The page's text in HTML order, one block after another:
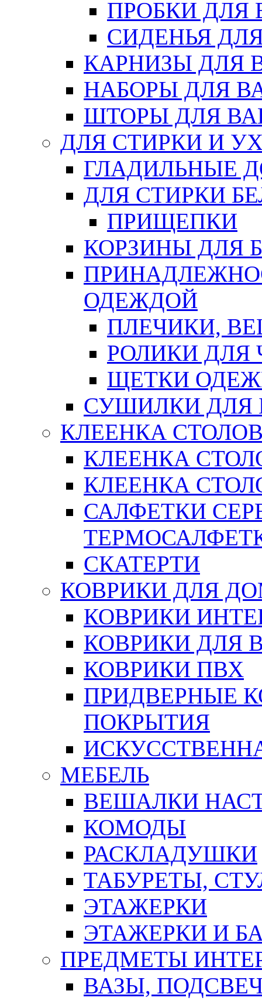
ПРОБКИ ДЛЯ
СИДЕНЬЯ
КАРНИЗЫ ДЛЯ
НАБОРЫ ДЛЯ
ШТОРЫ ДЛЯ
ДЛЯ СТИРКИ И
ГЛАДИЛЬНЫЕ
ДЛЯ СТИРКИ
ПРИЩЕПКИ
КОРЗИНЫ ДЛЯ
ОДЕЖДОЙ
ПЛЕЧИКИ,
РОЛИКИ ДЛЯ
ЩЕТКИ
СУШИЛКИ ДЛЯ
КЛЕЕНКА
КЛЕЕНКА
КЛЕЕНКА
САЛФЕТКИ
СКАТЕРТИ
КОВРИКИ ДЛЯ
КОВРИКИ
КОВРИКИ ДЛЯ
КОВРИКИ ПВХ
ПРИДВЕРНЫЕ
ПОКРЫТИЯ
МЕБЕЛЬ
ВЕШАЛКИ
КОМОДЫ
РАСКЛАДУШКИ
ТАБУРЕТЫ,
ЭТАЖЕРКИ
ЭТАЖЕРКИ И
ПРЕДМЕТЫ
ВАЗЫ,